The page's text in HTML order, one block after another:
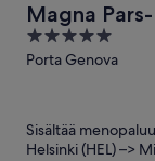
Magna
Small
5
out
Porta Genova
Sisältää
Helsinki (HEL) –>